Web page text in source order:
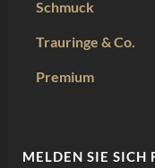
Schmuck
Trauringe & Co.
Premium
MELDEN SIE SICH